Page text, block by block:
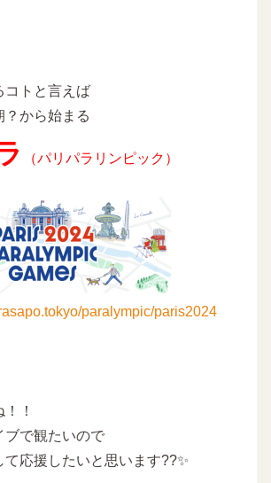
コトと言えば
？から始まる
（パリパラリンピック）
paralympic/paris2024
！
ブで観たいので
応援したいと思います??✨